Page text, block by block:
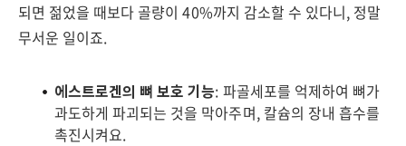
되면 젊었을 때보다 골량이 40%까지 감소할 수 있다니, 정말
무서운 일이죠.
에스트로겐의 뼈 보호 기능: 파골세포를 억제하여 뼈가
과도하게 파괴되는 것을 막아주며, 칼슘의 장내 흡수를
촉진시켜요.